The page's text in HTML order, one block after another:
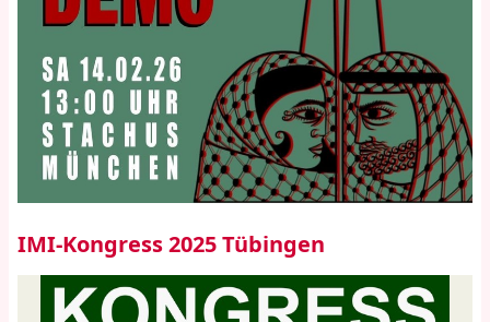
IMI-Kongress 2025 Tübingen